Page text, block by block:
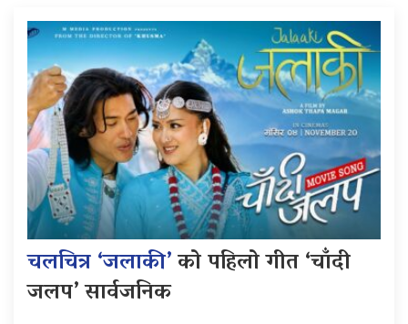
चलचित्र ‘जलाकी’को पहिलो गीत ‘चाँदी
जलप’ सार्वजनिक